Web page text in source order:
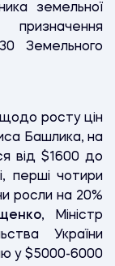
земельної
призначення
Земельного
росту цін
Башлика, на
від $1600 до
перші чотири
росли на 20%
, Міністр
України
у $5000-6000